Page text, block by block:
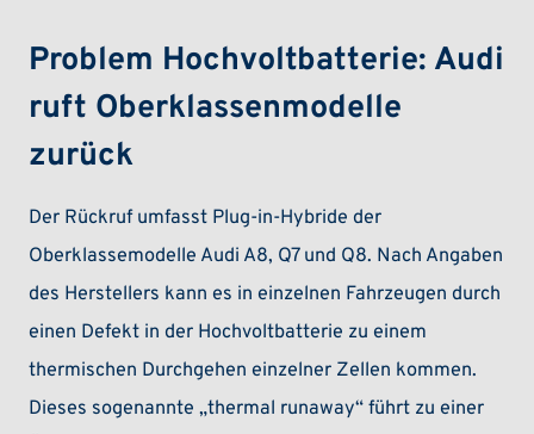
Problem Hochvoltbatterie: Audi
ruft Oberklassenmodelle
zurück
Der Rückruf umfasst Plug-in-Hybride der
Oberklassemodelle Audi A8, Q7 und Q8. Nach Angaben
des Herstellers kann es in einzelnen Fahrzeugen durch
einen Defekt in der Hochvoltbatterie zu einem
thermischen Durchgehen einzelner Zellen kommen.
Dieses sogenannte „thermal runaway“ führt zu einer